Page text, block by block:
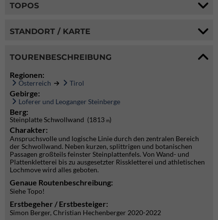
TOPOS
STANDORT / KARTE
TOURENBESCHREIBUNG
Regionen:
Österreich Tirol
Gebirge:
Loferer und Leoganger Steinberge
Berg:
Steinplatte Schwollwand (1813 m)
Charakter:
Anspruchsvolle und logische Linie durch den zentralen Bereich
der Schwollwand. Neben kurzen, splittrigen und botanischen
Passagen großteils feinster Steinplattenfels. Von Wand- und
Plattenkletterei bis zu ausgesetzter Risskletterei und athletischen
Lochmove wird alles geboten.
Genaue Routenbeschreibung:
Siehe Topo!
Erstbegeher / Erstbesteiger:
Simon Berger, Christian Hechenberger 2020-2022